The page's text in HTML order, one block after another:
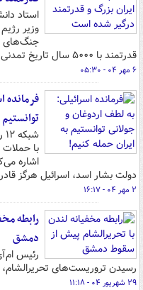
استاد
وزیر
جنگ‌های
قدرتمند با ۵۰۰۰ سال تاریخ تمدنی است. نتانیاهو کاملاً متوهم است.
۶ مهر ۰۴ - ۰۵:۳۰
فرمانده
با حملات
اشاره
دولت بشار اسد، اسرائیل هرگز
۲ مهر ۰۴ - ۱۶:۱۷
رابطه
دمشق
رسیدن تروریست‌های تحریرالشام،
۲۹ شهریور ۰۴ - ۱۱:۱۸